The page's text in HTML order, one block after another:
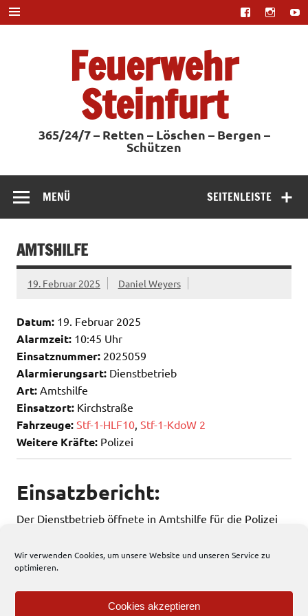
Wir verwenden Cookies, um unsere Website und unseren Service zu
optimieren.
Cookies akzeptieren
Zum
Inhalt
springen
Feuerwehr
Steinfurt
365/24/7 – Retten – Löschen – Bergen –
Schützen
SEITENLEISTE
MENÜ
AMTSHILFE
19. Februar 2025 Daniel Weyers
Datum: 19. Februar 2025
Alarmzeit: 10:45 Uhr
Einsatznummer: 2025059
Alarmierungsart: Dienstbetrieb
Art: Amtshilfe
Einsatzort: Kirchstraße
Fahrzeuge: Stf-1-HLF10 Stf-1-KdoW 2
Weitere Kräfte: Polizei
Einsatzbericht:
Der Dienstbetrieb öffnete in Amtshilfe für die Polizei
150 total views